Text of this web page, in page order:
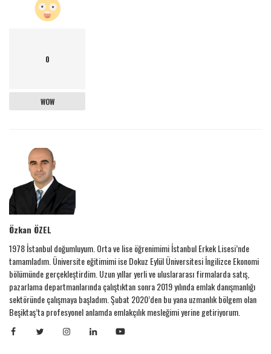
0
WOW
Özkan ÖZEL
1978 İstanbul doğumluyum. Orta ve lise öğrenimimi İstanbul Erkek Lisesi’nde
tamamladım. Üniversite eğitimimi ise Dokuz Eylül Üniversitesi İngilizce Ekonomi
bölümünde gerçekleştirdim. Uzun yıllar yerli ve uluslararası firmalarda satış,
pazarlama departmanlarında çalıştıktan sonra 2019 yılında emlak danışmanlığı
sektöründe çalışmaya başladım. Şubat 2020’den bu yana uzmanlık bölgem olan
Beşiktaş’ta profesyonel anlamda emlakçılık mesleğimi yerine getiriyorum.